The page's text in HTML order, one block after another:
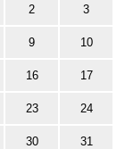
2 3
9 10
16 17
23 24
30 31